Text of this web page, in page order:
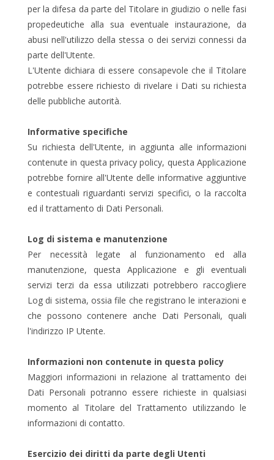
per la difesa da parte del Titolare in giudizio o nelle fasi
propedeutiche alla sua eventuale instaurazione, da
abusi nell'utilizzo della stessa o dei servizi connessi da
parte dell'Utente.
L'Utente dichiara di essere consapevole che il Titolare
potrebbe essere richiesto di rivelare i Dati su richiesta
delle pubbliche autorità.
Informative specifiche
Su richiesta dell'Utente, in aggiunta alle informazioni
contenute in questa privacy policy, questa Applicazione
potrebbe fornire all'Utente delle informative aggiuntive
e contestuali riguardanti servizi specifici, o la raccolta
ed il trattamento di Dati Personali.
Log di sistema e manutenzione
Per necessità legate al funzionamento ed alla
manutenzione, questa Applicazione e gli eventuali
servizi terzi da essa utilizzati potrebbero raccogliere
Log di sistema, ossia file che registrano le interazioni e
che possono contenere anche Dati Personali, quali
l'indirizzo IP Utente.
Informazioni non contenute in questa policy
Maggiori informazioni in relazione al trattamento dei
Dati Personali potranno essere richieste in qualsiasi
momento al Titolare del Trattamento utilizzando le
informazioni di contatto.
Esercizio dei diritti da parte degli Utenti